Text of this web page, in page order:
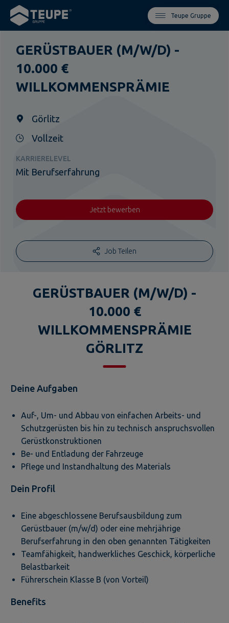
Teupe Gruppe
GERÜSTBAUER (M/W/D) -
10.000 €
WILLKOMMENSPRÄMIE
Görlitz
Vollzeit
KARRIERELEVEL
Mit Berufserfahrung
Jetzt bewerben
Job Teilen
GERÜSTBAUER (M/W/D) -
10.000 €
WILLKOMMENSPRÄMIE
GÖRLITZ
Deine Aufgaben
Auf-, Um- und Abbau von einfachen Arbeits- und
Schutzgerüsten bis hin zu technisch anspruchsvollen
Gerüstkonstruktionen
Be- und Entladung der Fahrzeuge
Pflege und Instandhaltung des Materials
Dein Profil
Eine abgeschlossene Berufsausbildung zum
Gerüstbauer (m/w/d) oder eine mehrjährige
Berufserfahrung in den oben genannten Tätigkeiten
Teamfähigkeit, handwerkliches Geschick, körperliche
Belastbarkeit
Führerschein Klasse B (von Vorteil)
Benefits